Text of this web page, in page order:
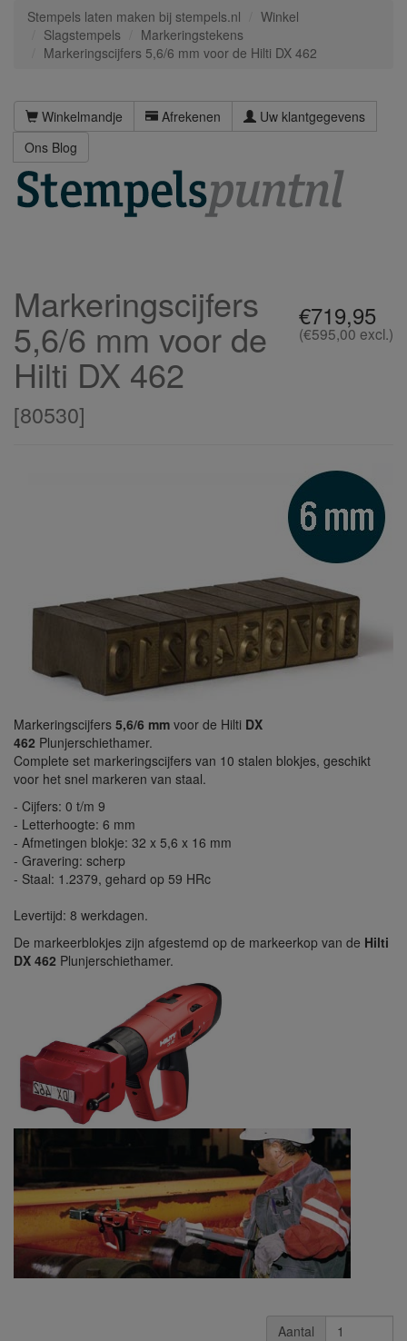
Stempels laten maken bij stempels.nl
Winkel
Slagstempels
Markeringstekens
Markeringscijfers 5,6/6 mm voor de Hilti DX 462
Winkelmandje Afrekenen
Uw klantgegevens
Ons Blog
€719,95
(€595,00 excl.)
Markeringscijfers
5,6/6 mm voor de
Hilti DX 462
[80530]
Markeringscijfers 5,6/6 mm voor de Hilti DX
462 Plunjerschiethamer.
Complete set markeringscijfers van 10 stalen blokjes, geschikt
voor het snel markeren van staal.
- Cijfers: 0 t/m 9
- Letterhoogte: 6 mm
- Afmetingen blokje: 32 x 5,6 x 16 mm
- Gravering: scherp
- Staal: 1.2379, gehard op 59 HRc
Levertijd: 8 werkdagen.
De markeerblokjes zijn afgestemd op de markeerkop van de Hilti
DX 462 Plunjerschiethamer.
Aantal